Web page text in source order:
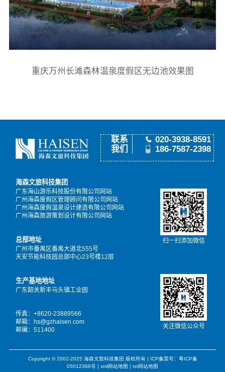
重庆万州长滩森林温泉度假区无边池效果图
联系
我们
020-3938-8591
186-7587-2398
海森文旅科技集团
广东海山游乐科技股份有限公司网站
广州海森度假区管理顾问有限公司网站
广州海森度假温泉设计建造有限公司网站
广州海森旅游策划设计有限公司网站
总部地址
广州市番禺区番禺大道北555号
天安节能科技园总部中心23号楼12层
生产基地地址
广东韶关新丰马头镇工业园
传真：+8620-23889566
邮箱：hs@gzhaisen.com
邮编：511400
扫一扫添加微信
关注微信公众号
Copyright © 2002-2025 海森文旅科技集团 版权所有 | ICP备案号：粤ICP备
05012398号 | xml网站地图 | txt网站地图